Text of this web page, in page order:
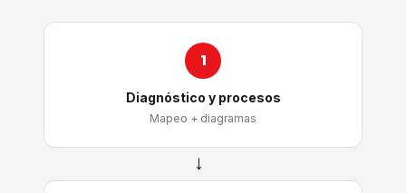
1
Diagnóstico y procesos
Mapeo + diagramas
→